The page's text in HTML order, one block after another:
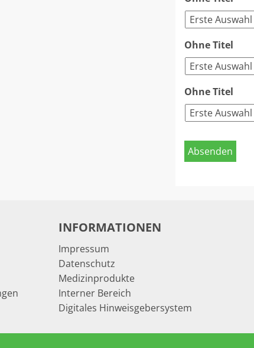
Ohne Titel
Ohne Titel
INFORMATIONEN
Impressum
Datenschutz
Medizinprodukte
Interner Bereich
Digitales Hinweisgebersystem